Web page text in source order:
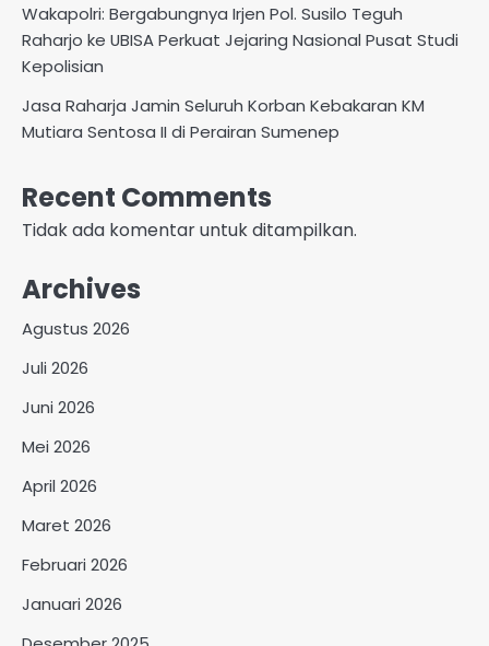
Wakapolri: Bergabungnya Irjen Pol. Susilo Teguh
Raharjo ke UBISA Perkuat Jejaring Nasional Pusat Studi
Kepolisian
Jasa Raharja Jamin Seluruh Korban Kebakaran KM
Mutiara Sentosa II di Perairan Sumenep
Recent Comments
Tidak ada komentar untuk ditampilkan.
Archives
Agustus 2026
Juli 2026
Juni 2026
Mei 2026
April 2026
Maret 2026
Februari 2026
Januari 2026